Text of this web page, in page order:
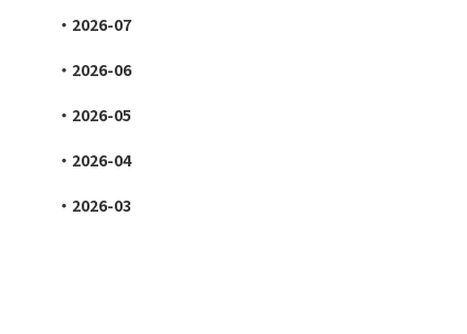
2026-07
2026-06
2026-05
2026-04
2026-03